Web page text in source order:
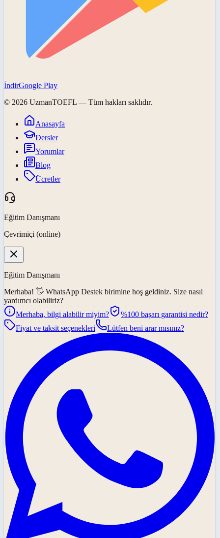
İndirGoogle Play
© 2026 UzmanTOEFL — Tüm hakları saklıdır.
Anasayfa
Dersler
Yorumlar
Blog
Ücretler
Eğitim Danışmanı
Çevrimiçi (online)
Eğitim Danışmanı
Merhaba! 👋 WhatsApp Destek birimine hoş geldiniz. Size nasıl
yardımcı olabiliriz?
Merhaba, bilgi alabilir miyim?
%100 başarı garantisi nedir?
Fiyat ve taksit seçenekleri
Lütfen beni arar mısınız?